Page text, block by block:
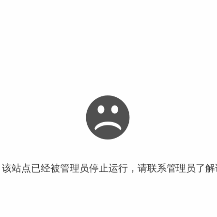
站点已经被管理员停止运行，请联系管理员了